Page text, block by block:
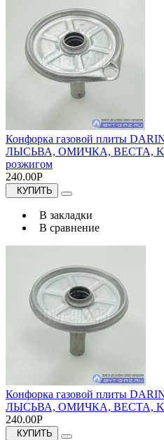
Конфорка газовой плиты
ЛЫСЬВА, ОМИЧКА, ВЕСТА,
розжигом
240.00Р
КУПИТЬ
В закладки
В сравнение
Конфорка газовой плиты
ЛЫСЬВА, ОМИЧКА, ВЕСТА,
240.00Р
КУПИТЬ